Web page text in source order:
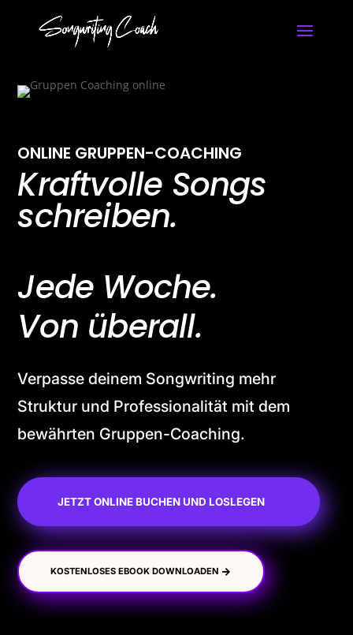
ONLINE GRUPPEN-COACHING
Kraftvolle Songs
schreiben.
Jede Woche.
Von überall.
Verpasse deinem Songwriting mehr
Struktur und Professionalität mit dem
bewährten Gruppen-Coaching.
JETZT ONLINE BUCHEN UND LOSLEGEN
KOSTENLOSES EBOOK DOWNLOADEN